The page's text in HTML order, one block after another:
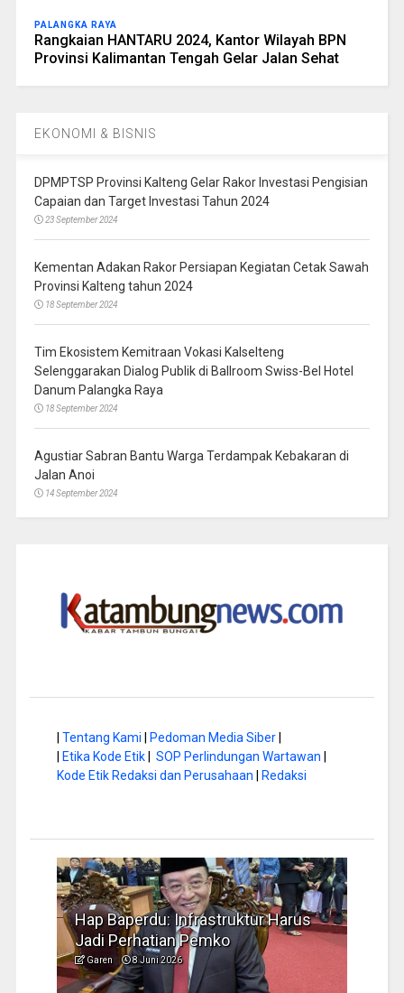
PALANGKA RAYA
Rangkaian HANTARU 2024, Kantor Wilayah BPN
Provinsi Kalimantan Tengah Gelar Jalan Sehat
EKONOMI & BISNIS
DPMPTSP Provinsi Kalteng Gelar Rakor Investasi Pengisian
Capaian dan Target Investasi Tahun 2024
23 September 2024
Kementan Adakan Rakor Persiapan Kegiatan Cetak Sawah
Provinsi Kalteng tahun 2024
18 September 2024
Tim Ekosistem Kemitraan Vokasi Kalselteng
Selenggarakan Dialog Publik di Ballroom Swiss-Bel Hotel
Danum Palangka Raya
18 September 2024
Agustiar Sabran Bantu Warga Terdampak Kebakaran di
Jalan Anoi
14 September 2024
Tentang Kami Pedoman Media Siber|
Etika Kode Etik| SOP Perlindungan Wartawan
Kode Etik Redaksi dan Perusahaan
Redaksi
Hap Baperdu: Infrastruktur Harus
Jadi Perhatian Pemko
Garen 8 Juni 2026